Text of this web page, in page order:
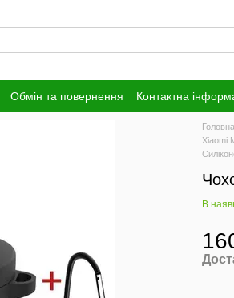
Обмін та повернення Контактна
Головна
Xiaomi
В